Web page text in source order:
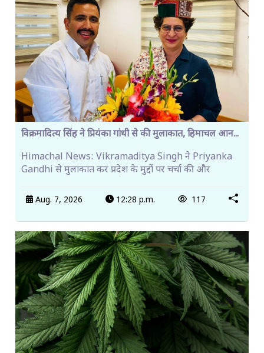
विक्रमादित्य सिंह ने प्रियंका गांधी से की मुलाकात, हिमाचल आन...
Himachal News: Vikramaditya Singh ने Priyanka
Gandhi से मुलाकात कर प्रदेश के मुद्दों पर चर्चा की और
Aug. 7, 2026 12:28 p.m. 117